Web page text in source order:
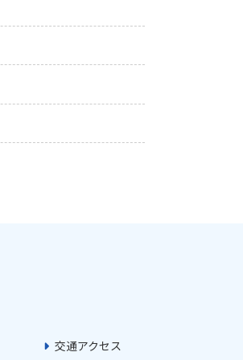
交通アクセス